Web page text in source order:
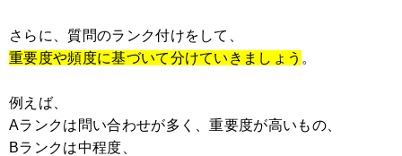
さらに、質問のランク付けをして、
重要度や頻度に基づいて分けていきましょう 。
例えば、
Aランクは問い合わせが多く、重要度が高いもの、
Bランクは中程度、